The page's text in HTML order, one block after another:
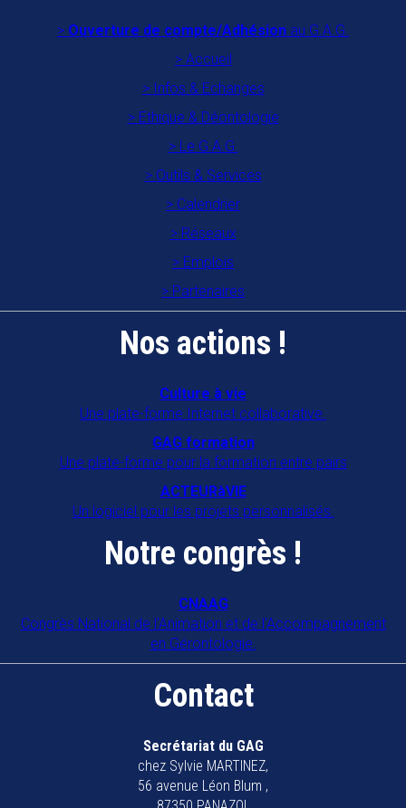
Ouverture de compte/Adhésion au G.A.G.
Accueil
Infos & Echanges
Ethique & Déontologie
Le G.A.G.
Outils & Services
Calendrier
Réseaux
Emplois
Partenaires
Nos actions !
Culture à vie
Une plate-forme Internet collaborative.
GAG formation
Une plate-forme pour la formation entre pairs
ACTEURàVIE
Un logiciel pour les projets personnalisés.
Notre congrès !
CNAAG
Congrès National de l'Animation et de l'Accompagnement
en Gérontologie.
Contact
Secrétariat du GAG
chez Sylvie MARTINEZ,
56 avenue Léon Blum ,